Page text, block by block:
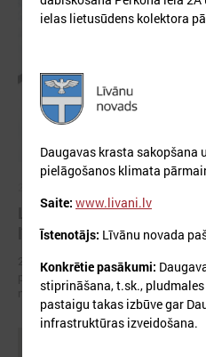
Latvijas pielāgošanās
līdz 2030. gadam
2019. gada 17. jūlijā Ministru
plānu, kas nosaka konkrētus soļus
noturības stiprināšanai.
ielas lietusūdens kolektora
Daugavas krasta sakopšana
pielāgošanos klimata
Saite: www.livani.lv
Īstenotājs: Līvānu novada
Konkrētie pasākumi:
stiprināšana, t.sk.,
pastaigu takas izbūve gar
infrastruktūras izveidošana.